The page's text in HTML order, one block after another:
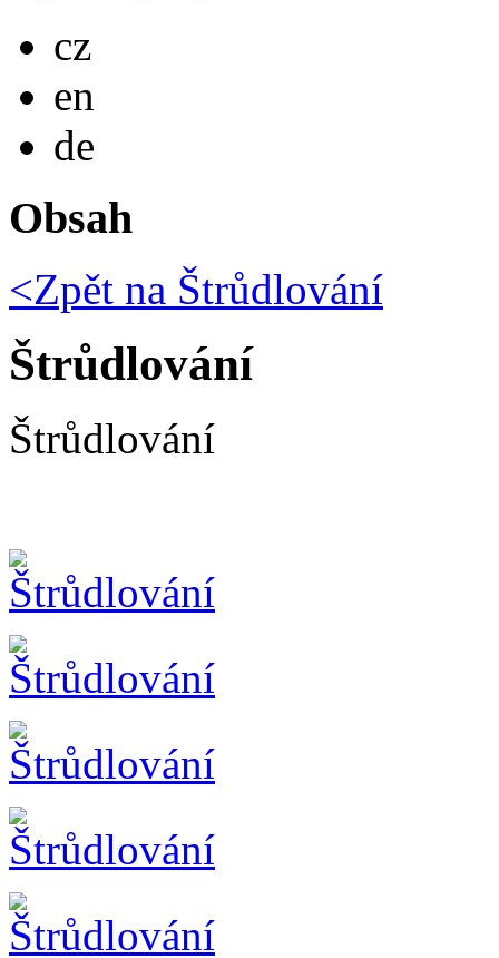
cz
en
de
Obsah
<Zpět na Štrůdlování
Štrůdlování
Štrůdlování